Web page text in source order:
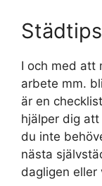
I och med att
arbete mm.
är en
hjälper dig
du inte
nästa
dagligen eller